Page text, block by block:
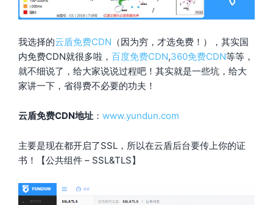
我选择的云盾免费CDN （因为穷，才选免费！），其实国
内免费CDN就很多啦， 百度免费CDN,360免费CDN等等，
就不细说了，给大家说说过程吧！其实就是一些坑，给大
家讲一下，省得费不必要的功夫！
云盾免费CDN地址 ： www.yundun.com
主要是现在都开启了SSL，所以在云盾后台要传上你的证
书！【公共组件 – SSL&TLS】